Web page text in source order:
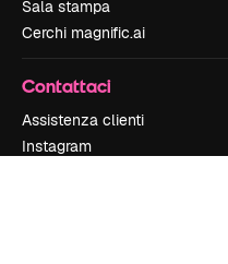
Sala stampa
Cerchi magnific.ai
Contattaci
Assistenza clienti
Instagram